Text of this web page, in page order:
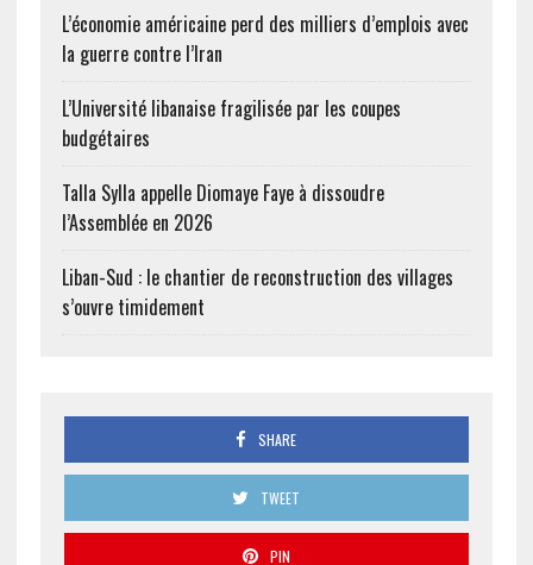
L’économie américaine perd des milliers d’emplois avec
la guerre contre l’Iran
L’Université libanaise fragilisée par les coupes
budgétaires
Talla Sylla appelle Diomaye Faye à dissoudre
l’Assemblée en 2026
Liban-Sud : le chantier de reconstruction des villages
s’ouvre timidement
SHARE
TWEET
PIN